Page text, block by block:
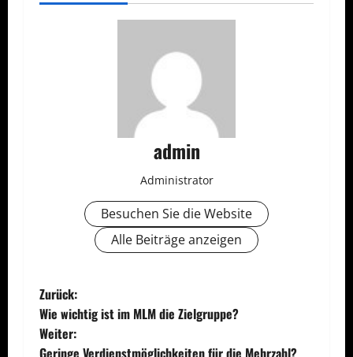
admin
Administrator
Besuchen Sie die Website
Alle Beiträge anzeigen
B
e
Zurück:
Wie wichtig ist im MLM die Zielgruppe?
Weiter: